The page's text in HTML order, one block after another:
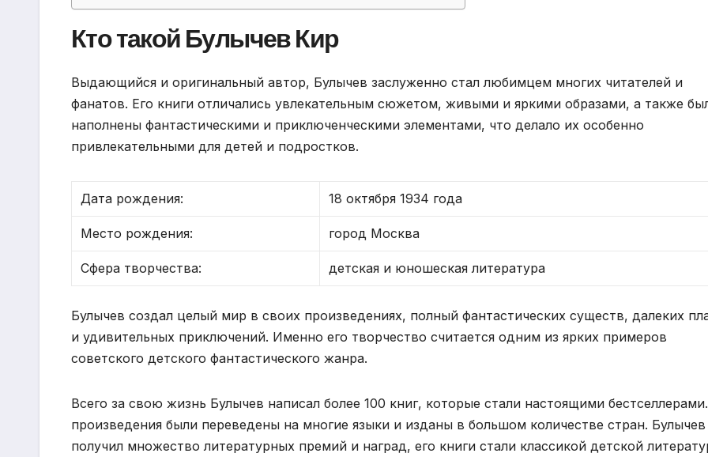
Кто такой Булычев Кир
Выдающийся и оригинальный автор, Булычев заслуженно стал любимцем многих читателей и
фанатов. Его книги отличались увлекательным сюжетом, живыми и яркими образами, а также
наполнены фантастическими и приключенческими элементами, что делало их особенно
привлекательными для детей и подростков.
Дата рождения: 18 октября 1934 года
Место рождения: город Москва
Сфера творчества: детская и юношеская литература
Булычев создал целый мир в своих произведениях, полный фантастических существ, далеких
и удивительных приключений. Именно его творчество считается одним из ярких примеров
советского детского фантастического жанра.
Всего за свою жизнь Булычев написал более 100 книг, которые стали настоящими
произведения были переведены на многие языки и изданы в большом количестве стран. Булычев
получил множество литературных премий и наград, его книги стали классикой детской